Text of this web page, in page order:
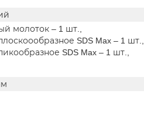
молоток – 1 шт.,
SDS Max – 1 шт.,
SDS Max – 1 шт.,